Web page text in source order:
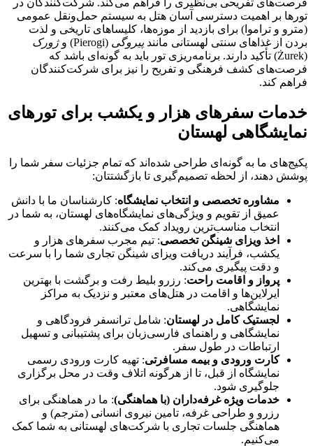
تورها بر اهمیت دسترسی آسان هتل به سیستم حمل‌ونقل عمومی
(مترو و تراموا) برای بازدید از موزه‌ها، کلیساهای تاریخی و لذت
بردن از غذاهای سنتی لهستانی مانندپیروگی (Pierogi) و
ژورک
(Żurek) تأکید دارند. برنامه‌ریزی تور باید به گونه‌ای باشد که
فرصت‌های کشف فرهنگی و تفریح را نیز برای شرکت‌کنندگان
فراهم کند.
خدمات سفرهای هزار و یکشب برای تورهای
نمایشگاهی لهستان
پکیج‌های ما به گونه‌ای طراحی شده‌اند که تمام جزئیات سفر شما را
پوشش دهند، از لحظه تصمیم‌گیری تا بازگشتتان:
مشاوره تخصصی و انتخاب نمایشگاه: کارشناسان ما با دانش
عمیق از تقویم و ویژگی‌های نمایشگاه‌های لهستان، به شما در
انتخاب مناسب‌ترین رویداد کمک می‌کنند.
اخذ ویزای شینگن تخصصی: تیم مجرب سفرهای هزار و
یکشب، فرآیند دریافت ویزای شینگن تجاری شما را با سرعت
و دقت پیگیری می‌کند.
پرواز و اقامت راحت: رزرو بلیط رفت و برگشت با بهترین
ایرلاین‌ها و اقامت در هتل‌های معتبر و نزدیک به مراکز
نمایشگاهی.
لجستیک کامل در لهستان: شامل ترانسفر فرودگاهی و
نمایشگاهی و راهنمای فارسی‌زبان برای پشتیبانی و تسهیل
ارتباطات در طول سفر.
کارت ورودی و بیمه مسافرتی: تهیه کارت ورودی رسمی
نمایشگاه از قبل، تا از هرگونه اتلاف وقت در محل برگزاری
جلوگیری شود.
خدمات ویژه غرفه‌داران (با هماهنگی): ما در هماهنگی برای
رزرو و طراحی غرفه، تامین نیروی انسانی (مترجم) و
هماهنگی جلسات تجاری با شرکت‌های لهستانی به شما کمک
می‌کنیم.